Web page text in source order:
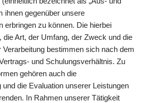
ihnen gegenüber unsere
erbringen zu können. Die hierbei
die Art, der Umfang, der Zweck und die
Verarbeitung bestimmen sich nach dem
und Schulungsverhältnis. Zu
gehören auch die
und die Evaluation unserer Leistungen
In Rahmen unserer Tätigkeit